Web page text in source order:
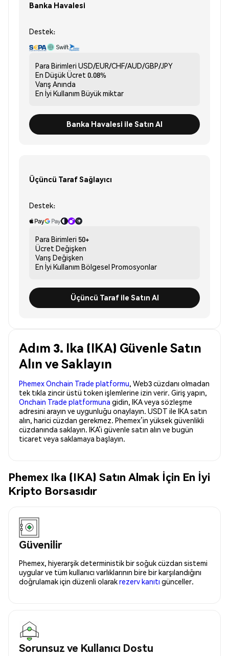
Banka Havalesi
Destek:
Para Birimleri USD/EUR/CHF/AUD/GBP/JPY
En Düşük Ücret 0.08%
Varış Anında
En İyi Kullanım Büyük miktar
Banka Havalesi ile Satın Al
Üçüncü Taraf Sağlayıcı
Destek:
Para Birimleri 50+
Ücret Değişken
Varış Değişken
En İyi Kullanım Bölgesel Promosyonlar
Üçüncü Taraf ile Satın Al
Adım 3. Ika (IKA) Güvenle Satın
Alın ve Saklayın
Phemex Onchain Trade platformu, Web3 cüzdanı olmadan
tek tıkla zincir üstü token işlemlerine izin verir. Giriş yapın,
Onchain Trade platformuna gidin, IKA veya sözleşme
adresini arayın ve uygunluğu onaylayın. USDT ile IKA satın
alın, harici cüzdan gerekmez. Phemex’in yüksek güvenlikli
cüzdanında saklayın. IKA’i güvenle satın alın ve bugün
ticaret veya saklamaya başlayın.
Phemex Ika (IKA) Satın Almak İçin En İyi
Kripto Borsasıdır
Güvenilir
Phemex, hiyerarşik deterministik bir soğuk cüzdan sistemi
uygular ve tüm kullanıcı varlıklarının bire bir karşılandığını
doğrulamak için düzenli olarakrezerv kanıtı günceller.
Sorunsuz ve Kullanıcı Dostu